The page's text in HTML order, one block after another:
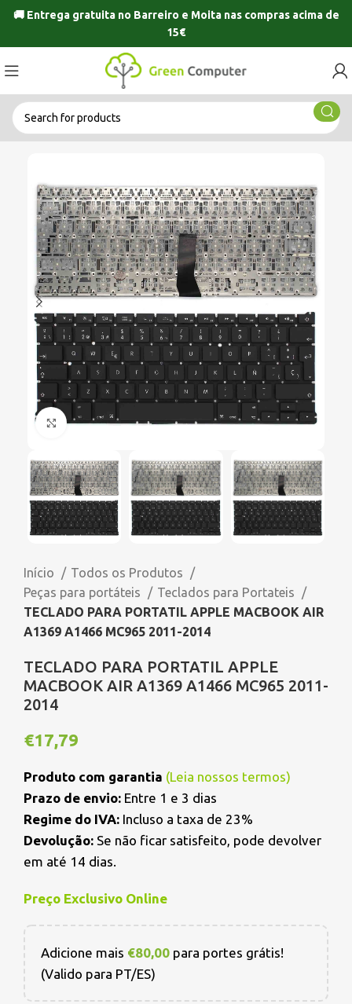
🚚 Entrega gratuita no Barreiro e Moitanas compras acima de
15€
Click to enlarge
Início
Todos os Produtos
Peças para portáteis
Teclados para Portateis
TECLADO PARA PORTATIL APPLE MACBOOK AIR
A1369 A1466 MC965 2011-2014
TECLADO PARA PORTATIL APPLE
MACBOOK AIR A1369 A1466 MC965 2011-
2014
€17,79
Produto com garantia (Leia nossos termos)
Prazo de envio: Entre 1 e 3 dias
Regime do IVA: Incluso a taxa de 23%
Devolução: Se não ficar satisfeito, pode devolver
em até 14 dias.
Preço Exclusivo Online
Adicione mais €80,00 para portes grátis!
(Valido para PT/ES)